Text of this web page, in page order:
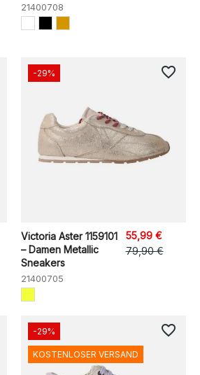
21400708
Victoria Aster 1159101
– Damen Metallic
Sneakers
21400705
55,99 €
79,90 €
-29% favorite_border
-29%
KOSTENLOSER VERSAND
favorite_border